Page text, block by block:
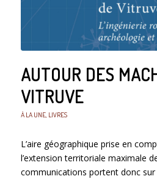
AUTOUR DES
VITRUVE
À LA UNE, LIVRES
L’aire géographique prise en
l’extension territoriale maximale
communications portent donc sur